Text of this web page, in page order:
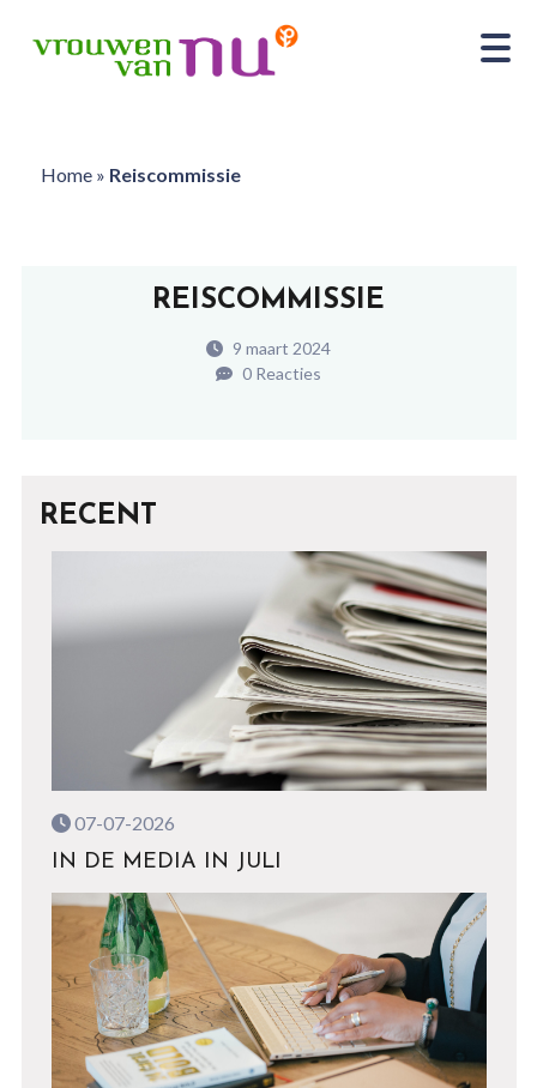
Home» Reiscommissie
REISCOMMISSIE
9 maart 2024
0 Reacties
RECENT
07-07-2026
IN DE MEDIA IN JULI